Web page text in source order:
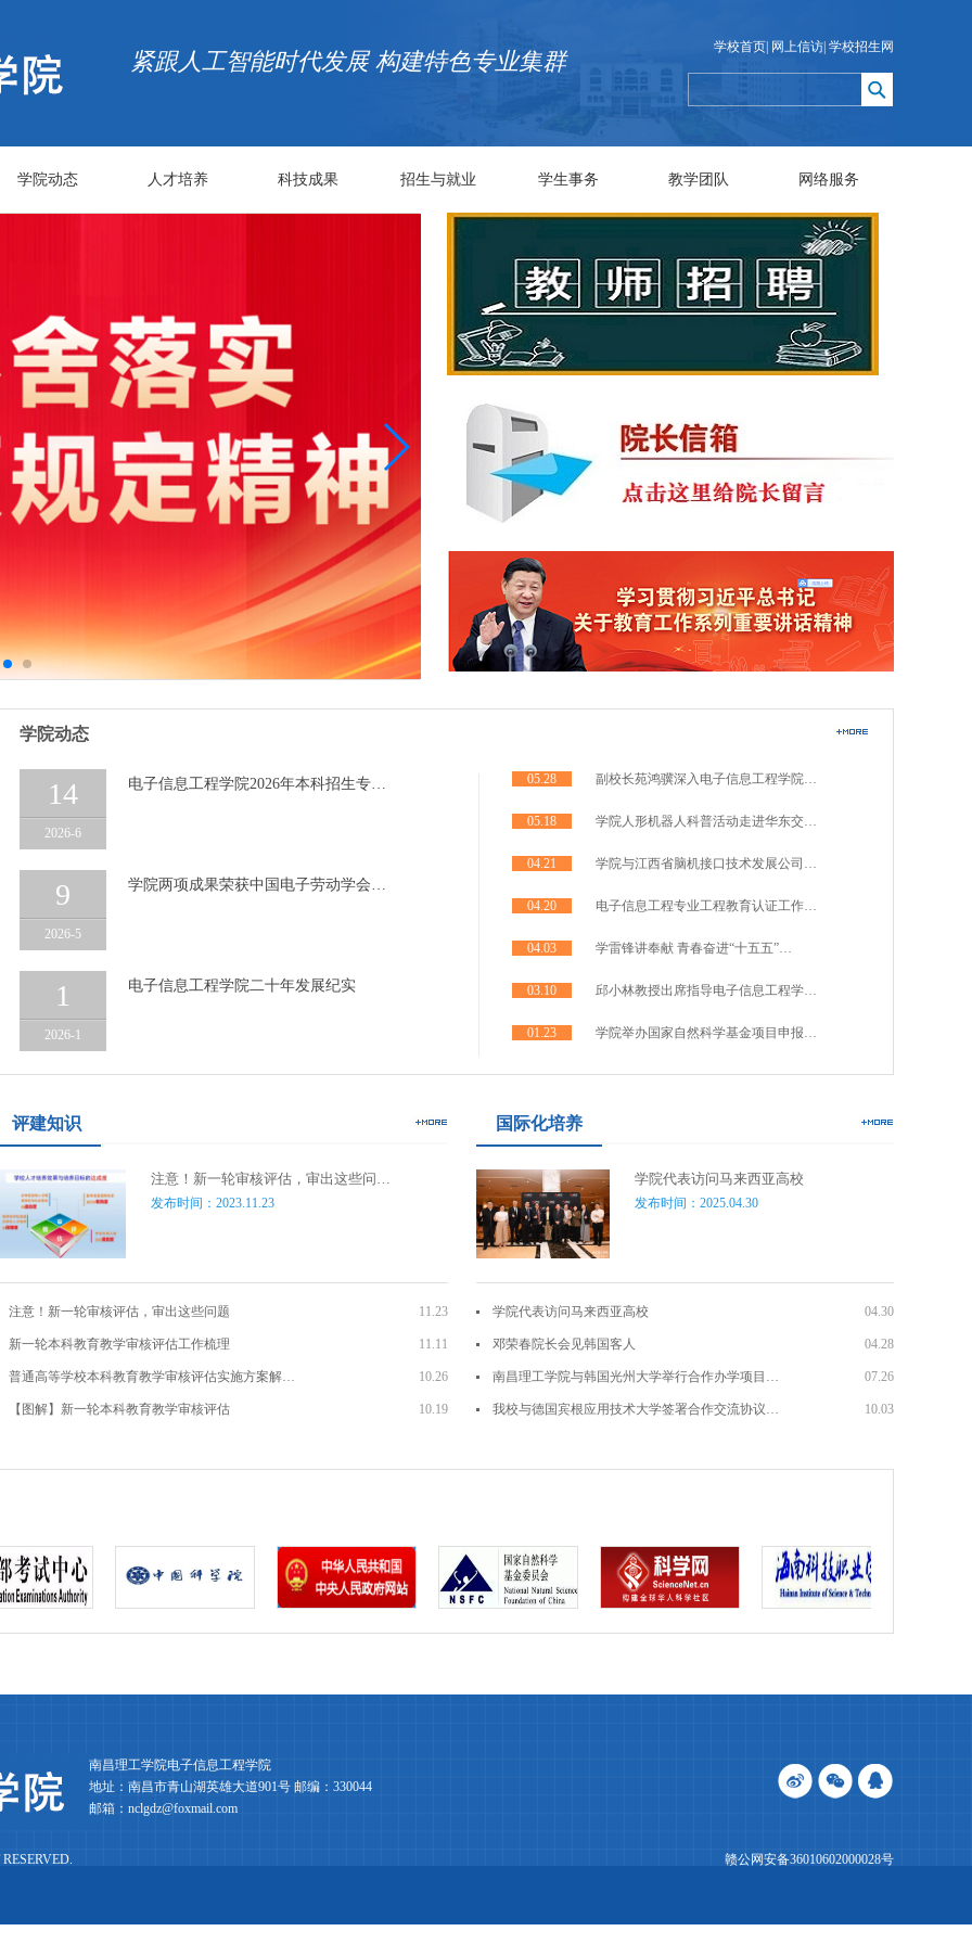
学校首页 网上信访 学校招生网
紧跟人工智能时代发展 构建特色专业集群
学院动态 人才培养 科技成果 招生与就业 学生事务 教学团队 网络服务
学院动态
14
2026-6
电子信息工程学院2026年本科招生专…
9
2026-5
学院两项成果荣获中国电子劳动学会…
1
2026-1
电子信息工程学院二十年发展纪实
05.28 副校长苑鸿骥深入电子信息工程学院…
05.18 学院人形机器人科普活动走进华东交…
04.21 学院与江西省脑机接口技术发展公司…
04.20 电子信息工程专业工程教育认证工作…
04.03 学雷锋讲奉献 青春奋进“十五五”…
03.10 邱小林教授出席指导电子信息工程学…
01.23 学院举办国家自然科学基金项目申报…
评建知识
注意！新一轮审核评估，审出这些问…
发布时间：2023.11.23
11.23
注意！新一轮审核评估，审出这些问题
11.11
新一轮本科教育教学审核评估工作梳理
10.26
普通高等学校本科教育教学审核评估实施方案解…
10.19
【图解】新一轮本科教育教学审核评估
国际化培养
学院代表访问马来西亚高校
发布时间：2025.04.30
04.30
学院代表访问马来西亚高校
04.28
邓荣春院长会见韩国客人
07.26
南昌理工学院与韩国光州大学举行合作办学项目…
10.03
我校与德国宾根应用技术大学签署合作交流协议…
南昌理工学院电子信息工程学院
地址：南昌市青山湖英雄大道901号 邮编：330044
邮箱：nclgdz@foxmail.com
赣公网安备36010602000028号